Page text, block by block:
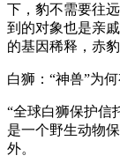
下，豹不需要往
到的对象也是亲
的基因稀释，赤
白狮：“神兽”为
“全球白狮保护信
是一个野生动物
外。